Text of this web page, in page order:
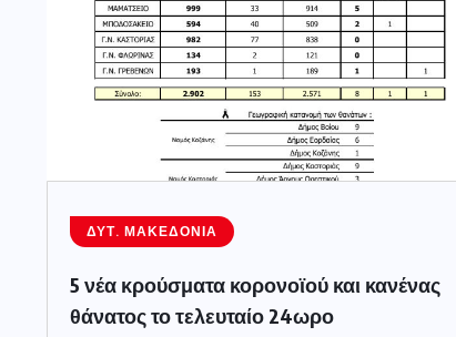
ΔΥΤ. ΜΑΚΕΔΟΝΊΑ
5 νέα κρούσματα κορονοϊού και κανένας
θάνατος το τελευταίο 24ωρο